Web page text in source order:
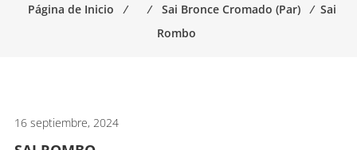
Página de Inicio ⁄ ⁄ Sai Bronce Cromado (Par) ⁄ Sai
Rombo
16 septiembre, 2024